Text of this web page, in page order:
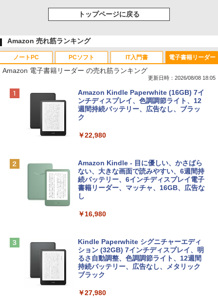
トップページに戻る
Amazon 売れ筋ランキング
ノートPC
Apple 2026 MacBook Neo A18 Proチッ
プ搭載13インチノートブック：AIとAppl
e Intelligenceのために設計、Liquid Ret
inaディスプレイ、8GBユニファイドメモ
eTime HDカメラ、Touch ID - シルバー
tomtoc 360°保護 15.6 16インチ パソコ
ンケース Dell NEC Lavie ASUS HP dyna
book Lenovo対応
￥2,952
Apple 2026 MacBook Air M5チップ搭載
13インチノートブック：AIとApple Intell
igence、13.6インチLiquid Retinaディ
スプレイ、16GBユニファイドメモリ、1
TB SSDストレージ、12MPセンターフレ
D - ミッドナイト
PCソフト
Robloxギフトカード - 800 Robux 【限
定バーチャルアイテムを含む】 【オンラ
インゲームコード】 ロブロックス | オン
ラインコード版
￥1,300
Robloxギフトカード - 1000 Robux 【限
定バーチャルアイテムを含む】 【オンラ
インゲームコード】 ロブロックス |オン
ラインコード版
4(最新 永続版)|オンラインコード版|Wind
ows11、10/mac対応|PC2台
￥39,582
Robloxギフトカード - 2,000 Robux 【限
IT入門書
生成AIパスポート公式テキスト 第４版
￥1,766
出す プロンプトの言葉 AI画像生成シリー
ズ (はぴーイラストLabo)
￥480
ClaudeCode いちばんやさしい 教科書:
にもKindle出版にも！ 非エンジニアのた
めのAIコーディング入門シリーズ
￥99
1冊ですべて身につくHTML & CSSとWe
電子書籍リーダー
Amazon 電子書籍リーダー の売れ筋ランキング
更新日時：2026/08/08 18:05
Amazon Kindle Paperwhite (16GB) 7イ
ンチディスプレイ、色調調節ライト、12
週間持続バッテリー、広告なし、ブラッ
ク
￥22,980
Amazon Kindle - 目に優しい、かさばら
ない、大きな画面で読みやすい、6週間持
続バッテリー、6インチディスプレイ電子
書籍リーダー、マッチャ、16GB、広告な
し
￥16,980
Kindle Paperwhite シグニチャーエディ
ション (32GB) 7インチディスプレイ、明
るさ自動調整、色調調節ライト、12週間
持続バッテリー、広告なし、メタリック
ブラック
￥27,980